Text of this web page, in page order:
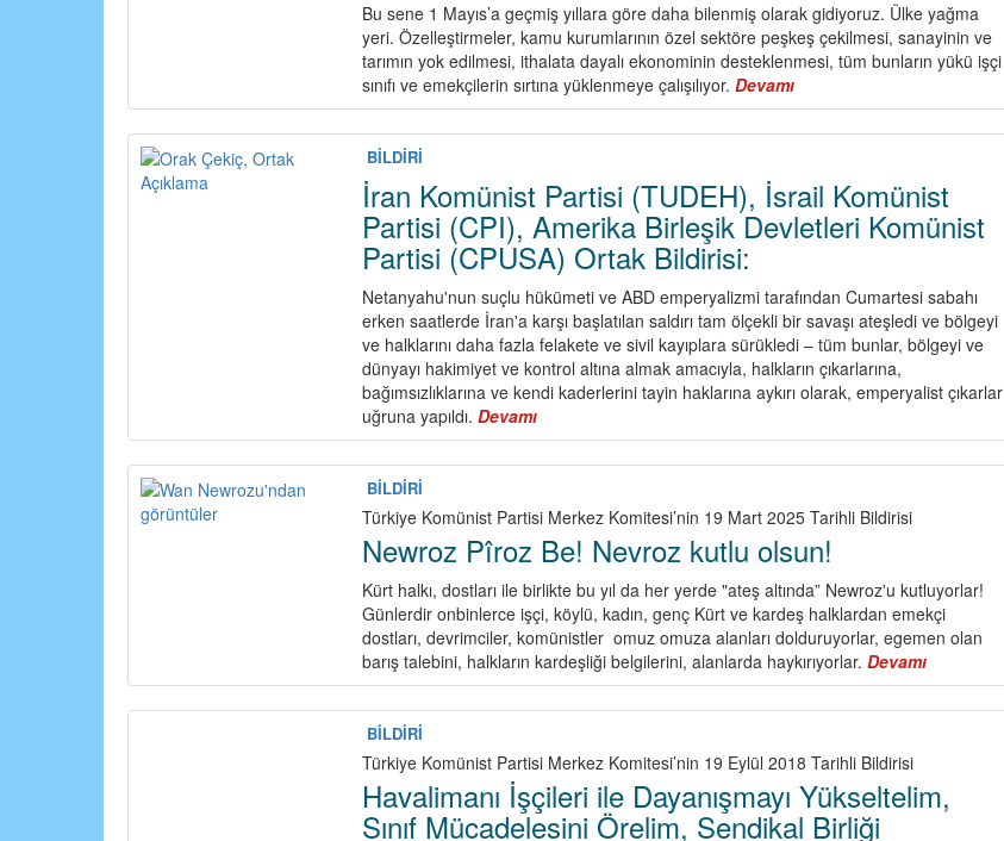
Bu sene 1 Mayıs’a geçmiş yıllara göre daha bilenmiş olarak gidiyoruz. Ülke yağma
yeri. Özelleştirmeler, kamu kurumlarının özel sektöre peşkeş çekilmesi, sanayinin ve
tarımın yok edilmesi, ithalata dayalı ekonominin desteklenmesi, tüm bunların yükü işçi
sınıfı ve emekçilerin sırtına yüklenmeye çalışılıyor.Devamı
2026
1
Sınıf
Mücadelesinde
Bir
Haydi
Omuz
Omuza
1
Mayıs
BİLDİRİ
İran Komünist Partisi (TUDEH), İsrail Komünist
Partisi (CPI), Amerika Birleşik Devletleri Komünist
Partisi (CPUSA) Ortak Bildirisi:
Netanyahu'nun suçlu hükümeti ve ABD emperyalizmi tarafından Cumartesi sabahı
erken saatlerde İran'a karşı başlatılan saldırı tam ölçekli bir savaşı ateşledi ve bölgeyi
ve halklarını daha fazla felakete ve sivil kayıplara sürükledi – tüm bunlar, bölgeyi ve
dünyayı hakimiyet ve kontrol altına almak amacıyla, halkların çıkarlarına,
bağımsızlıklarına ve kendi kaderlerini tayin haklarına aykırı olarak, emperyalist çıkarlar
uğruna yapıldı.Devamı
İran
Komünist
(TUDEH),
İsrail
Komünist
Partisi
(CPI),
Amerika
Birleşik
Devletleri
Ortak
Bildirisi:
BİLDİRİ
Türkiye Komünist Partisi Merkez Komitesi’nin 19 Mart 2025 Tarihli Bildirisi
Newroz Pîroz Be! Nevroz kutlu olsun!
Kürt halkı, dostları ile birlikte bu yıl da her yerde "ateş altında” Newroz'u kutluyorlar!
Günlerdir onbinlerce işçi, köylü, kadın, genç Kürt ve kardeş halklardan emekçi
dostları, devrimciler, komünistler omuz omuza alanları dolduruyorlar, egemen olan
barış talebini, halkların kardeşliği belgilerini, alanlarda haykırıyorlar.Devamı
Newroz
Pîroz
olsun!
BİLDİRİ
Türkiye Komünist Partisi Merkez Komitesi’nin 19 Eylül 2018 Tarihli Bildirisi
Havalimanı İşçileri ile Dayanışmayı Yükseltelim,
Sınıf Mücadelesini Örelim, Sendikal Birliği